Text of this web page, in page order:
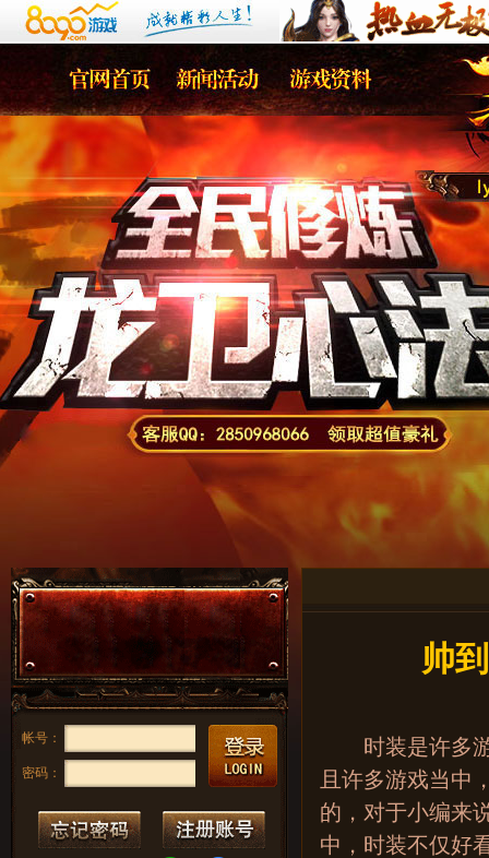
帐号：
密码：
帅
时装是许多游
且许多游戏当中
的，对于小编来
中，时装不仅好